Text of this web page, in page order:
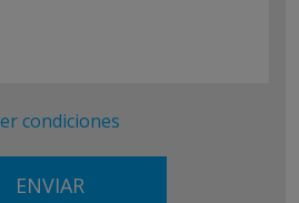
condiciones